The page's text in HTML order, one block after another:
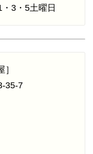
3・5土曜日
35-7